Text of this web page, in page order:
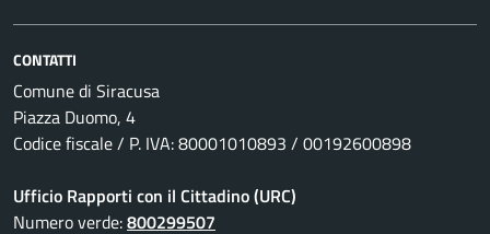
CONTATTI
Comune di Siracusa
Piazza Duomo, 4
Codice fiscale / P. IVA: 80001010893 / 00192600898
Ufficio Rapporti con il Cittadino (URC)
Numero verde:800299507